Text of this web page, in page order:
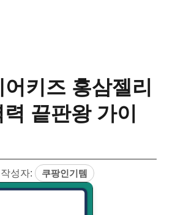
키즈 홍삼젤리
끝판왕 가이
작성자: 쿠팡인기템